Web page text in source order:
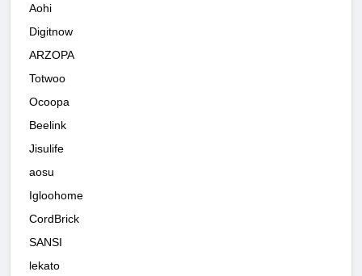
Aohi
Digitnow
ARZOPA
Totwoo
Ocoopa
Beelink
Jisulife
aosu
Igloohome
CordBrick
SANSI
lekato